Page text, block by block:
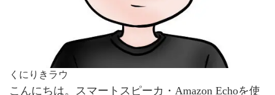
くにりきラウ
こんにちは。スマートスピーカ・Amazon Echoを使